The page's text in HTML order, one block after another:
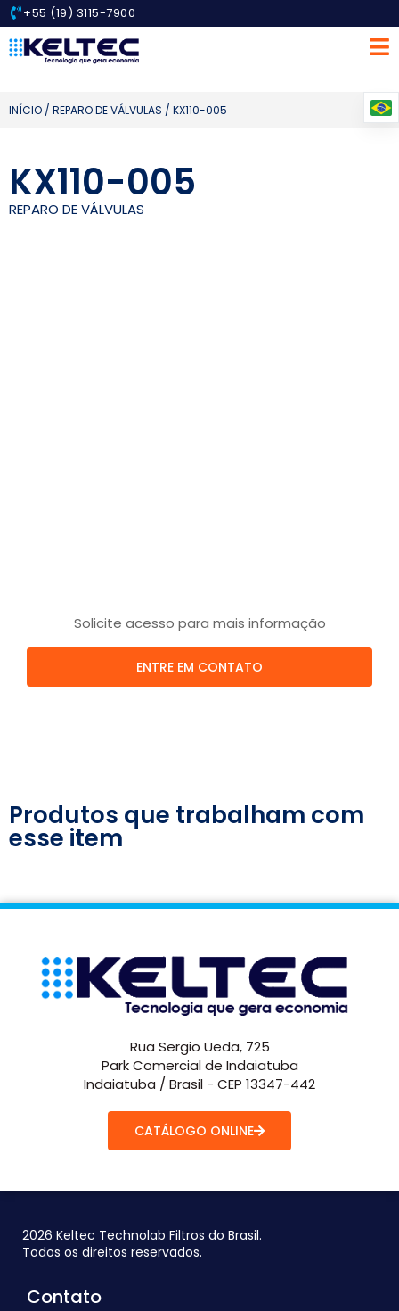
+55 (19) 3115-7900
INÍCIO / REPARO DE VÁLVULAS / KX110-005
KX110-005
REPARO DE VÁLVULAS
Solicite acesso para mais informação
ENTRE EM CONTATO
Produtos que trabalham com
esse item
Rua Sergio Ueda, 725
Park Comercial de Indaiatuba
Indaiatuba / Brasil - CEP 13347-442
CATÁLOGO ONLINE
2026 Keltec Technolab Filtros do Brasil.
Todos os direitos reservados.
Contato